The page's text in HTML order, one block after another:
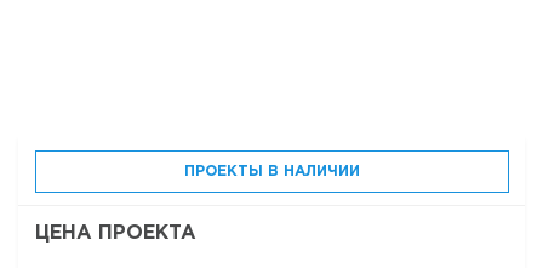
ПРОЕКТЫ В НАЛИЧИИ
ЦЕНА ПРОЕКТА